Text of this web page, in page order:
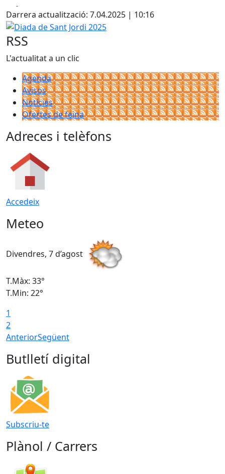
Darrera actualització: 7.04.2025 | 10:16
Diada de Sant Jordi 2025
RSS
L'actualitat a un clic
Agenda
Avisos
Notícies
Ofertes de feina
Adreces i telèfons
Accedeix
Meteo
Divendres, 7 d’agost
T.Màx: 33°
T.Min: 22°
1
2
AnteriorSegüent
Butlletí digital
Subscriu-te
Plànol / Carrers